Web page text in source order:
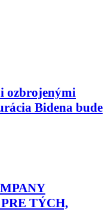
ozbrojenými
Bidena bude
TÝCH,